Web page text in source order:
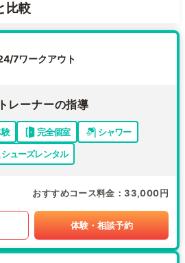
比較
7ワークアウト
レーナーの指導
完全個室
シャワー
シューズレンタル
おすすめコース料金 33,000円
体験・相談予約